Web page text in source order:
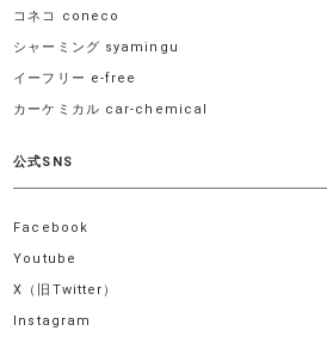
コネコ coneco
シャーミング syamingu
イーフリー e-free
カーケミカル car-chemical
公式SNS
Facebook
Youtube
X（旧Twitter）
Instagram